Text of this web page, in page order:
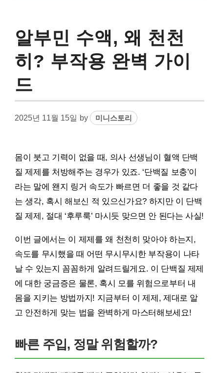
알부민 수액, 왜 천천
히? 부작용 완벽 가이
드
2025년 11월 15일 by 미니스토리
몸이 붓고 기력이 없을 때, 의사 선생님이 혈액 단백
질 제제를 처방해주는 경우가 있죠. ‘단백질 보충’이
라는 말에 왠지 링거 속도가 빠르면 더 좋을 것 같다
는 생각, 혹시 해보신 적 있으신가요? 하지만 이 단백
질 제제, 절대 ‘후루룩’ 마시듯 맞으면 안 된다는 사실!
이번 글에서는 이 제제를 왜 천천히 맞아야 하는지,
속도를 무시했을 때 어떤 무시무시한 부작용이 나타
날 수 있는지 꼼꼼하게 알려드릴게요. 이 단백질 제제
에 대한 궁금증은 물론, 혹시 모를 위험으로부터 내
몸을 지키는 방법까지! 지금부터 이 제제, 제대로 알
고 안전하게 맞는 법을 완벽하게 마스터해보세요!
빠른 주입, 정말 위험할까?